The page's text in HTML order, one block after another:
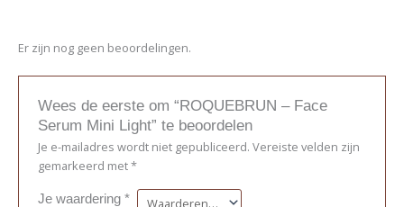
Er zijn nog geen beoordelingen.
Wees de eerste om “ROQUEBRUN – Face
Serum Mini Light” te beoordelen
Je e-mailadres wordt niet gepubliceerd. Vereiste velden zijn
gemarkeerd met*
Je waardering *